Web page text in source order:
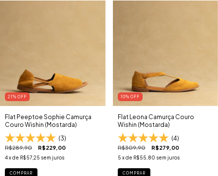
21 % OFF
Flat Peeptoe Sophie Camurça
Couro Wishin (Mostarda)
(3)
R$289,90 R$229,00
4x de R$57,25 sem juros
COMPRAR
10% OFF
Flat Leona Camurça Couro
Wishin (Mostarda)
(4)
R$309,90 R$279,00
5 x de R$55,80 sem juros
COMPRAR